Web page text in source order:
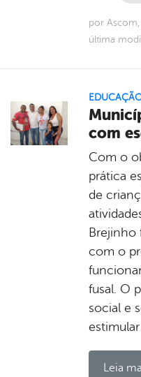
por
última
com
Com o
prática
de
Brejinho
com o
fusal. O
social e
estimular
Leia